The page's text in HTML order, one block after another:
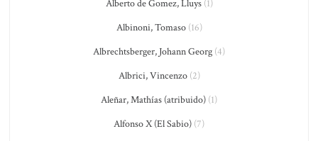
Alberto de Gomez, Lluys(1)
Albinoni, Tomaso(16)
Albrechtsberger, Johann Georg (4)
Albrici, Vincenzo(2)
Aleñar, Mathías (atribuido) (1)
Alfonso X (El Sabio) (7)